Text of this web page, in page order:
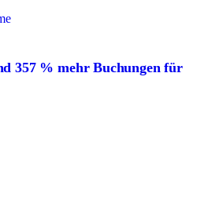
357 % mehr Buchungen für